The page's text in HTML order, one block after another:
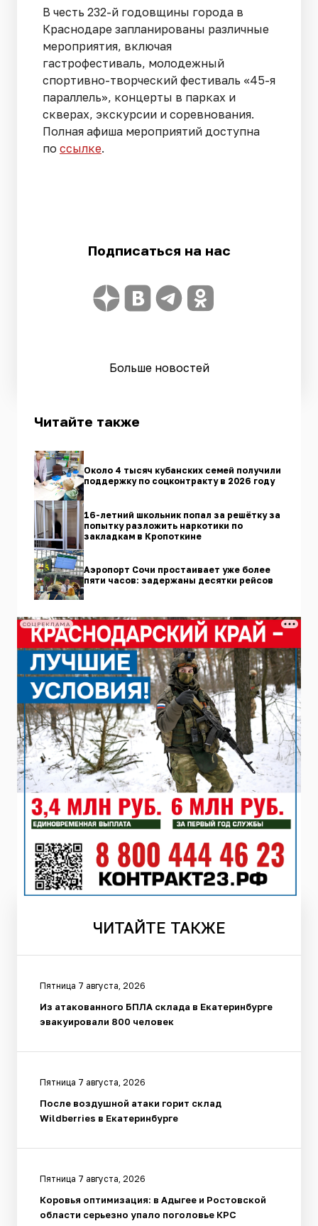
В честь 232-й годовщины города в
Краснодаре запланированы различные
мероприятия, включая
гастрофестиваль, молодежный
спортивно-творческий фестиваль «45-я
параллель», концерты в парках и
скверах, экскурсии и соревнования.
Полная афиша мероприятий доступна
по ссылке.
Подписаться на нас
Больше новостей
Читайте также
Около 4 тысяч кубанских семей получили
поддержку по соцконтракту в 2026 году
16-летний школьник попал за решётку за
попытку разложить наркотики по
закладкам в Кропоткине
Аэропорт Сочи простаивает уже более
пяти часов: задержаны десятки рейсов
СОЦРЕКЛАМА
ЧИТАЙТЕ ТАКЖЕ
Пятница 7 августа, 2026
Из атакованного БПЛА склада в Екатеринбурге
эвакуировали 800 человек
Пятница 7 августа, 2026
После воздушной атаки горит склад
Wildberries в Екатеринбурге
Пятница 7 августа, 2026
Коровья оптимизация: в Адыгее и Ростовской
области серьезно упало поголовье КРС